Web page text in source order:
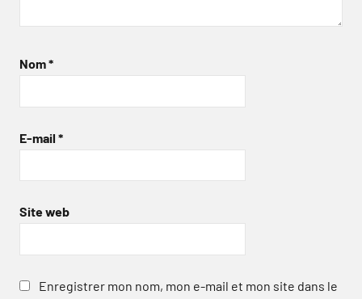
Nom*
E-mail *
Site web
Enregistrer mon nom, mon e-mail et mon site dans le